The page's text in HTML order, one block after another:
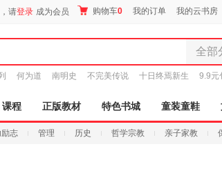
请登录 成为会员 购物车0 我的订单 我的云书房
全部
全部
图书
电子书
音像
何为道 南明史 不完美传说 十日终焉新生 9.9元
课程 正版教材 特色书城 童装童鞋
励志 管理 历史 哲学宗教 亲子家教